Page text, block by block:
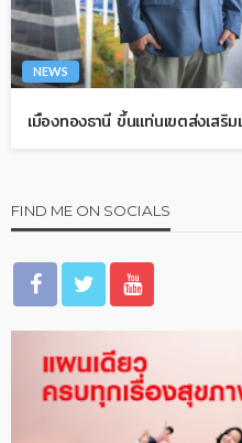
NEWS
เมืองทองธานี ขึ้นแท่นเขตส่งเสริม
FIND ME ON SOCIALS